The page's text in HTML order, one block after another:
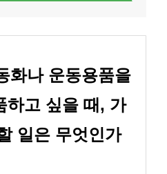
화나 운동용품을
하고 싶을 때, 가
일은 무엇인가